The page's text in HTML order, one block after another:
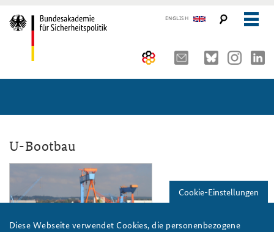
ENGLISH
Auftrag und Organisation
Historischer Ort
Kompetenzzentrum Strategische Vorausschau
Team
Sicherheitspolitische Nachwuchsarbeit
10 Jahre AKJS
Seminare und Tagungen
Führungskräfteseminar für Sicherheitspolitik
Kernseminar für Sicherheitspolitik
Methodenseminar Strategische Vorausschau
Publikationen und Presse
#angeBAKSt: Aktuelle Kommentare zur Sicherheitspolitik
Arbeitspapiere Sicherheitspolitik
STUDIENPLATTFORM
U-Bootbau
ajks_marinereise_slider.png
Cookie-Einstellungen
Diese Webseite verwendet Cookies, die personenbezogene